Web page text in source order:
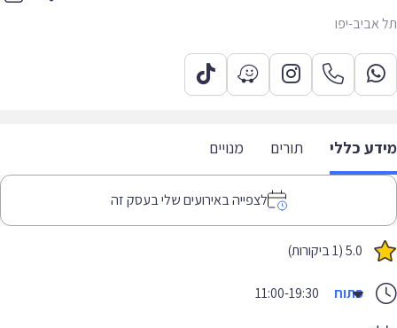
יפו
כללי תורים מנויים
לצפייה באירועים שלי בעסק זה
5.0 (1 ביקורות)
פתוח 11:00-19:30